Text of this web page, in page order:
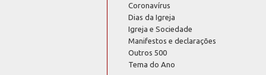
Coronavírus
Dias da Igreja
Igreja e Sociedade
Manifestos e declarações
Outros 500
Tema do Ano